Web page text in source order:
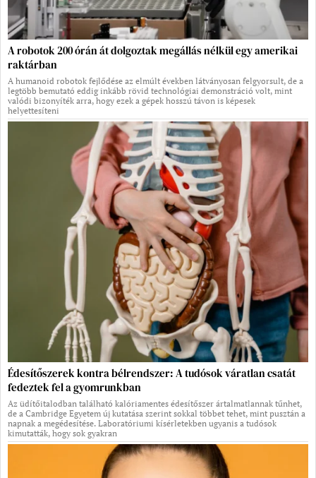
A robotok 200 órán át dolgoztak megállás nélkül egy amerikai
raktárban
A humanoid robotok fejlődése az elmúlt években látványosan felgyorsult, de a
legtöbb bemutató eddig inkább rövid technológiai demonstráció volt, mint
valódi bizonyíték arra, hogy ezek a gépek hosszú távon is képesek
helyettesíteni
Édesítőszerek kontra bélrendszer: A tudósok váratlan csatát
fedeztek fel a gyomrunkban
Az üdítőitalodban található kalóriamentes édesítőszer ártalmatlannak tűnhet,
de a Cambridge Egyetem új kutatása szerint sokkal többet tehet, mint pusztán a
napnak a megédesítése. Laboratóriumi kísérletekben ugyanis a tudósok
kimutatták, hogy sok gyakran